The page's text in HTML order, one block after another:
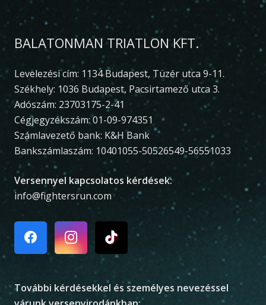
BALATONMAN TRIATLON KFT.
Levelezési cím: 1134 Budapest, Tüzér utca 9-11.
Székhely: 1036 Budapest, Pacsirtamező utca 3.
Adószám: 23703175-2-41
Cégjegyzékszám: 01-09-974351
Számlavezető bank: K&H Bank
Bankszámlaszám: 10401055-50526549-56551033
Versennyel kapcsolatos kérdések:
info@fightersrun.com
További kérdésekkel és személyes nevezéssel